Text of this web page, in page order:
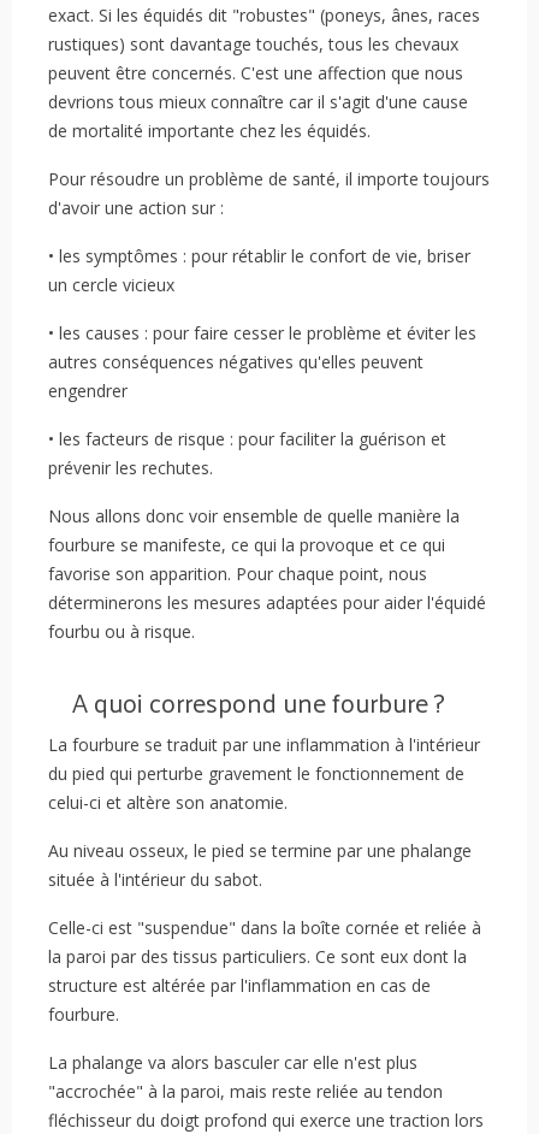
exact. Si les équidés dit "robustes" (poneys, ânes, races
rustiques) sont davantage touchés, tous les chevaux
peuvent être concernés. C'est une affection que nous
devrions tous mieux connaître car il s'agit d'une cause
de mortalité importante chez les équidés.
Pour résoudre un problème de santé, il importe toujours
d'avoir une action sur :
• les symptômes : pour rétablir le confort de vie, briser
un cercle vicieux
• les causes : pour faire cesser le problème et éviter les
autres conséquences négatives qu'elles peuvent
engendrer
• les facteurs de risque : pour faciliter la guérison et
prévenir les rechutes.
Nous allons donc voir ensemble de quelle manière la
fourbure se manifeste, ce qui la provoque et ce qui
favorise son apparition. Pour chaque point, nous
déterminerons les mesures adaptées pour aider l'équidé
fourbu ou à risque.
A quoi correspond une fourbure ?
La fourbure se traduit par une inflammation à l'intérieur
du pied qui perturbe gravement le fonctionnement de
celui-ci et altère son anatomie.
Au niveau osseux, le pied se termine par une phalange
située à l'intérieur du sabot.
Celle-ci est "suspendue" dans la boîte cornée et reliée à
la paroi par des tissus particuliers. Ce sont eux dont la
structure est altérée par l'inflammation en cas de
fourbure.
La phalange va alors basculer car elle n'est plus
"accrochée" à la paroi, mais reste reliée au tendon
fléchisseur du doigt profond qui exerce une traction lors